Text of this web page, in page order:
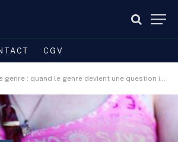
CGV
: quand le genre devient une question intime, sociale et politique